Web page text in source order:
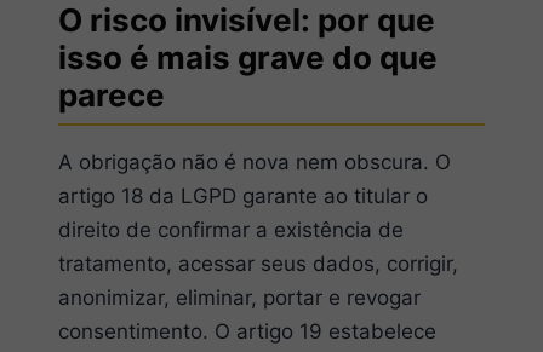
O risco invisível: por que
isso é mais grave do que
parece
A obrigação não é nova nem obscura. O
artigo 18 da LGPD garante ao titular o
direito de confirmar a existência de
tratamento, acessar seus dados, corrigir,
anonimizar, eliminar, portar e revogar
consentimento. O artigo 19 estabelece